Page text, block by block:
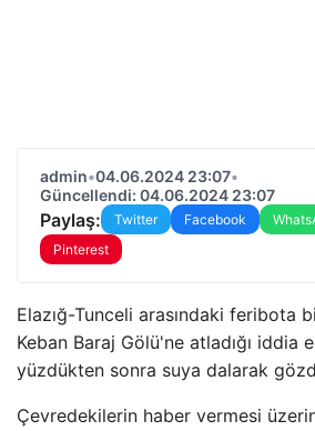
admin•04.06.2024 23:07•
Güncellendi: 04.06.2024 23:07
Paylaş: Twitter Facebook
Pinterest
Elazığ-Tunceli arasındaki feribota
Keban Baraj Gölü'ne atladığı iddia
yüzdükten sonra suya dalarak
Çevredekilerin haber vermesi